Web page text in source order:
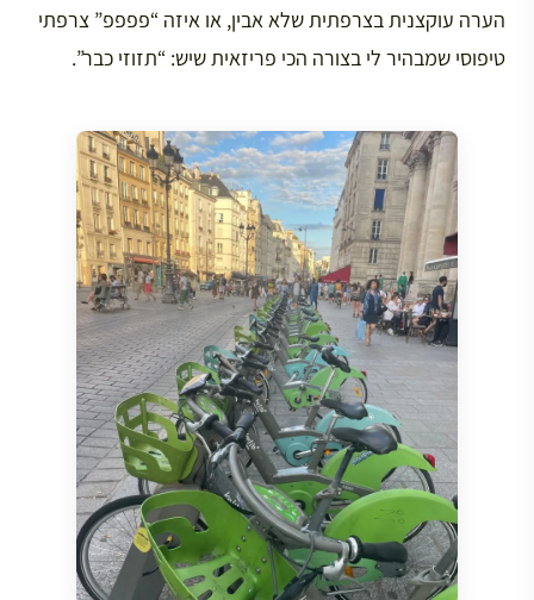
הערה עוקצנית בצרפתית שלא אבין, או איזה “פפפפ” צרפתי
טיפוסי שמבהיר לי בצורה הכי פריזאית שיש: “תזוזי כבר”.